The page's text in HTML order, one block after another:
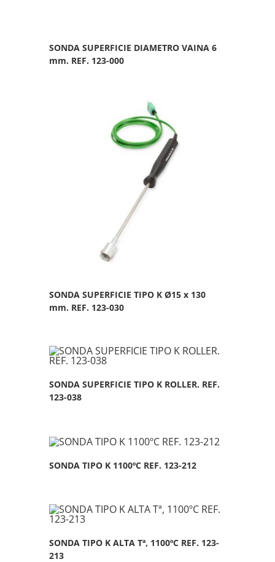
SONDA SUPERFICIE DIAMETRO VAINA 6
mm. REF. 123-000
SONDA SUPERFICIE TIPO K Ø15 x 130
mm. REF. 123-030
SONDA SUPERFICIE TIPO K ROLLER. REF.
123-038
SONDA TIPO K 1100ºC REF. 123-212
SONDA TIPO K ALTA Tª, 1100ºC REF. 123-
213